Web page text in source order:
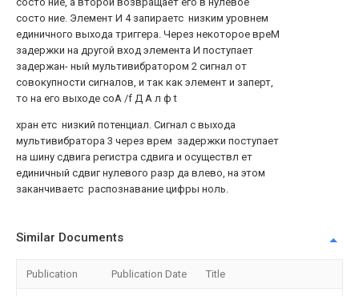
состо ние. Элемент И 4 запираетс низким уровнем
единичного выхода триггера. Через некоторое вреМ
задержки на другой вход элемента И поступает
задержан- ный мультивибратором 2 сигнал от
совокупности сигналов, и так как элемент и заперт,
то на его выходе соА /f Д А л ф t
хран етс низкий потенциал. Сигнал с выхода
мультивибратора 3 через врем задержки поступает
на шину сдвига регистра сдвига и осуществл ет
единичный сдвиг нулевого разр да влево, на этом
заканчиваетс распознавание цифры ноль.
Similar Documents
Publication Publication Date Title